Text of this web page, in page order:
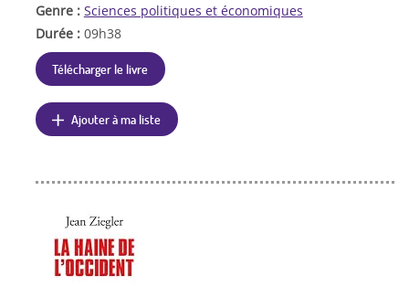
Genre : Sciences politiques et économiques
Durée : 09h38
Télécharger le livre
Ajouter à ma liste